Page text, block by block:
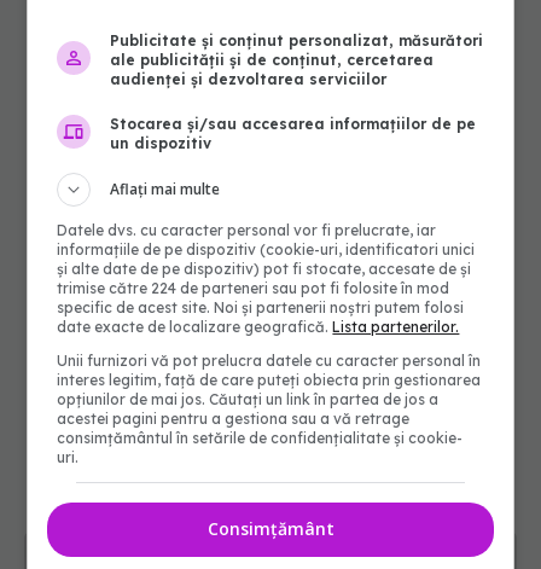
Publicitate și conținut personalizat, măsurători
ale publicității și de conținut, cercetarea
audienței și dezvoltarea serviciilor
Stocarea și/sau accesarea informațiilor de pe
un dispozitiv
Aflați mai multe
Datele dvs. cu caracter personal vor fi prelucrate, iar
informațiile de pe dispozitiv (cookie-uri, identificatori unici
și alte date de pe dispozitiv) pot fi stocate, accesate de și
trimise către 224 de parteneri sau pot fi folosite în mod
specific de acest site. Noi și partenerii noștri putem folosi
date exacte de localizare geografică.Lista partenerilor.
Unii furnizori vă pot prelucra datele cu caracter personal în
interes legitim, față de care puteți obiecta prin gestionarea
opțiunilor de mai jos. Căutați un link în partea de jos a
acestei pagini pentru a gestiona sau a vă retrage
consimțământul în setările de confidențialitate și cookie-
uri.
Consimțământ